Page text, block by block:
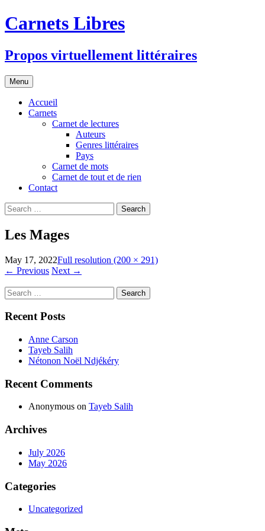
Skip
to
Carnets Libres
Propos virtuellement littéraires
Menu
Accueil
Carnets
Carnet de lectures
Auteurs
Genres littéraires
Pays
Carnet de mots
Carnet de tout et de rien
Contact
Search
for:
Les Mages
May 17, 2022Full resolution (200 × 291)
← Previous Next →
Search
for:
Recent Posts
Anne Carson
Tayeb Salih
Nétonon Noël Ndjékéry
Recent Comments
Anonymous on Tayeb Salih
Archives
July 2026
May 2026
Categories
Uncategorized